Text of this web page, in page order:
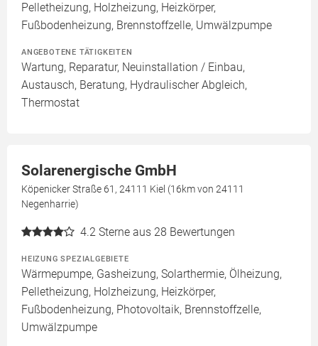
Pelletheizung, Holzheizung, Heizkörper,
Fußbodenheizung, Brennstoffzelle, Umwälzpumpe
ANGEBOTENE TÄTIGKEITEN
Wartung, Reparatur, Neuinstallation / Einbau,
Austausch, Beratung, Hydraulischer Abgleich,
Thermostat
Solarenergische GmbH
Köpenicker Straße 61, 24111 Kiel (16km von 24111
Negenharrie)
4.2 Sterne aus 28 Bewertungen
HEIZUNG SPEZIALGEBIETE
Wärmepumpe, Gasheizung, Solarthermie, Ölheizung,
Pelletheizung, Holzheizung, Heizkörper,
Fußbodenheizung, Photovoltaik, Brennstoffzelle,
Umwälzpumpe